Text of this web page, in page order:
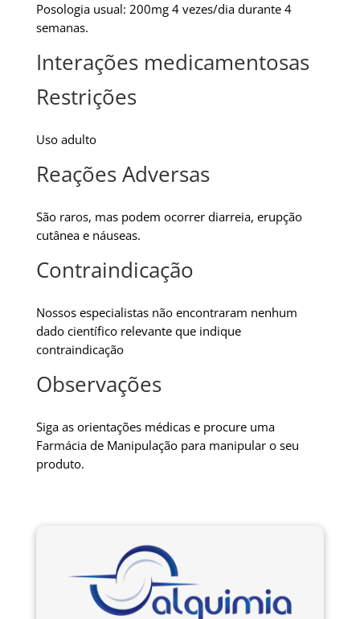
Posologia usual: 200mg 4 vezes/dia durante 4
semanas.
Interações medicamentosas
Restrições
Uso adulto
Reações Adversas
São raros, mas podem ocorrer diarreia, erupção
cutânea e náuseas.
Contraindicação
Nossos especialistas não encontraram nenhum
dado científico relevante que indique
contraindicação
Observações
Siga as orientações médicas e procure uma
Farmácia de Manipulação para manipular o seu
produto.